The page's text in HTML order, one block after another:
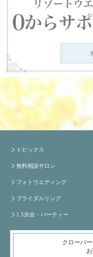
トピックス
無料相談サロン
フォトウエディング
ブライダルリング
1.5次会・パーティー
クローバ